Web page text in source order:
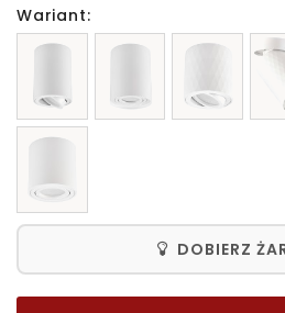
Wariant:
DOBIERZ